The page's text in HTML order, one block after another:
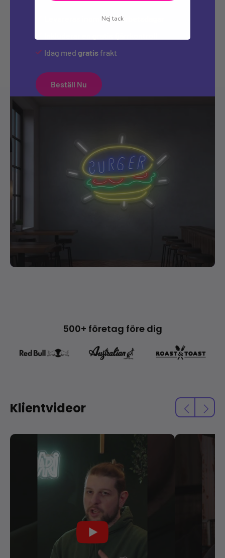
10-12 arbetsdagar
Idag med gratisfrakt
Beställ Nu
500+ företag före dig
Klientvideor
Nej tack